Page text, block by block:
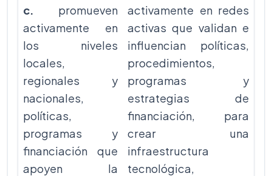
c. promueven
activamente en
los niveles
locales,
regionales y
nacionales,
políticas,
programas y
financiación que
apoyen la
activamente en redes
activas que validan e
influencian políticas,
procedimientos,
programas y
estrategias de
financiación, para
crear una
infraestructura
tecnológica,